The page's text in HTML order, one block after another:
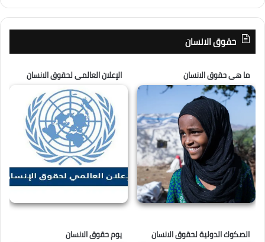
حقوق الانسان
ما هى حقوق الانسان الإعلان العالمى لحقوق الانسان
الصكوك الدولية لحقوق الانسان يوم حقوق الانسان